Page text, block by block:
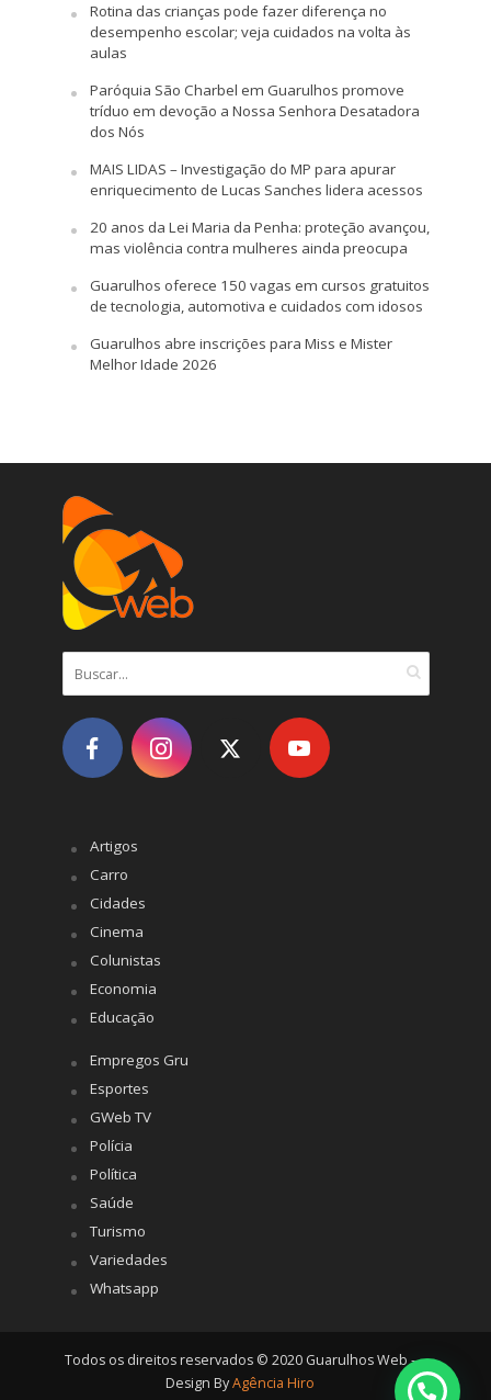
Rotina das crianças pode fazer diferença no
desempenho escolar; veja cuidados na volta às
aulas
Paróquia São Charbel em Guarulhos promove
tríduo em devoção a Nossa Senhora Desatadora
dos Nós
MAIS LIDAS – Investigação do MP para apurar
enriquecimento de Lucas Sanches lidera acessos
20 anos da Lei Maria da Penha: proteção avançou,
mas violência contra mulheres ainda preocupa
Guarulhos oferece 150 vagas em cursos gratuitos
de tecnologia, automotiva e cuidados com idosos
Guarulhos abre inscrições para Miss e Mister
Melhor Idade 2026
Artigos
Carro
Cidades
Cinema
Colunistas
Economia
Educação
Empregos Gru
Esportes
GWeb TV
Polícia
Política
Saúde
Turismo
Variedades
Whatsapp
Todos os direitos reservados © 2020 Guarulhos Web -
Design ByAgência Hiro
Posso ajudar?